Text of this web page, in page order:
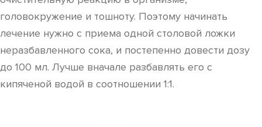
головокружение и тошноту. Поэтому начинать
лечение нужно с приема одной столовой ложки
неразбавленного сока, и постепенно довести дозу
до 100 мл. Лучше вначале разбавлять его с
кипяченой водой в соотношении 1:1.